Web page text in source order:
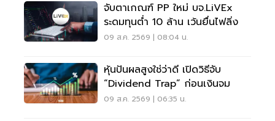
จับตาเกณฑ์ PP ใหม่ บจ.LiVEx
ระดมทุนต่ำ 10 ล้าน เว้นยื่นไฟลิ่ง
09 ส.ค. 2569 | 08:04 น.
หุ้นปันผลสูงใช่ว่าดี เปิดวิธีจับ
“Dividend Trap” ก่อนเงินจม
09 ส.ค. 2569 | 06:35 น.